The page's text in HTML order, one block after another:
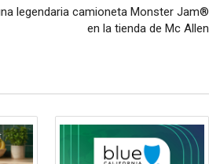
legendaria camioneta Monster Jam®
en la tienda de Mc Allen